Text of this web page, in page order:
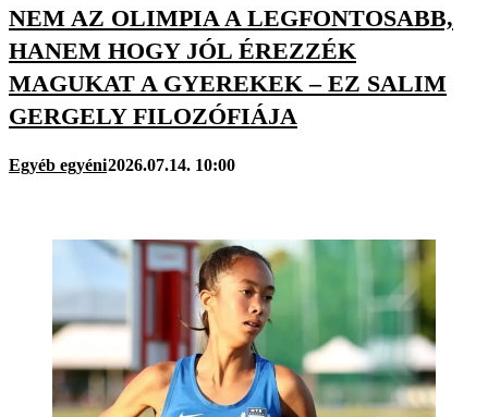
NEM AZ OLIMPIA A LEGFONTOSABB,
HANEM HOGY JÓL ÉREZZÉK
MAGUKAT A GYEREKEK – EZ SALIM
GERGELY FILOZÓFIÁJA
Egyéb egyéni2026.07.14. 10:00